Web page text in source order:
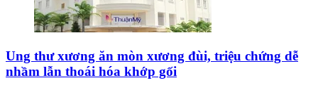
Ung thư xương ăn mòn xương đùi, triệu chứng dễ
nhầm lẫn thoái hóa khớp gối